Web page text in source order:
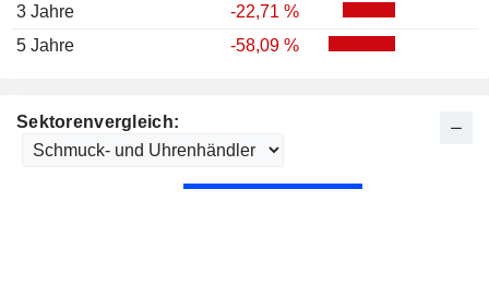
3 Jahre
-22,71 %
5 Jahre
-58,09 %
Sektorenvergleich: